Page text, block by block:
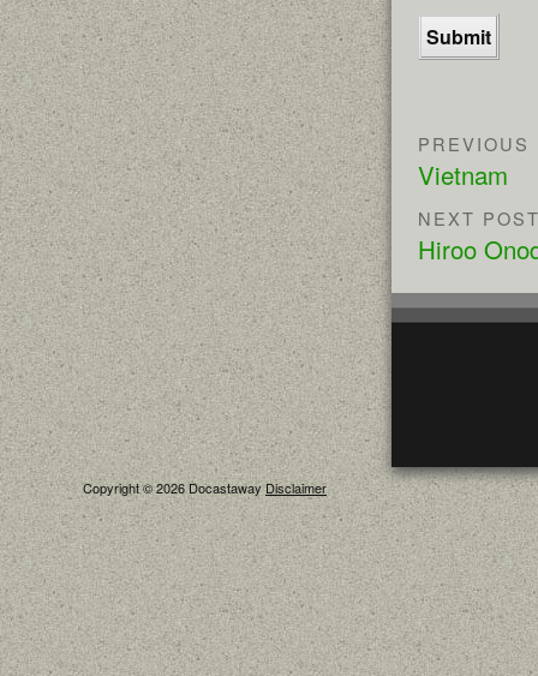
Vietnam
NEXT
Hiroo
Copyright © 2026 DocastawayDisclaimer